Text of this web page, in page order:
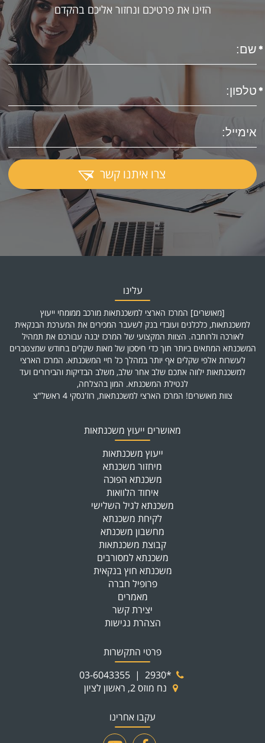
הזינו את פרטיכם ונחזור אליכם בהקדם
צרו איתנו קשר
עלינו
[מאושרים] המרכז הארצי למשכנתאות מורכב ממומחי ייעוץ
למשכנתאות, כלכלנים ועובדי בנק לשעבר המכירים את המערכת הבנקאית
לאורכה ולרוחבה. הצוות המקצועי של המרכז יבנה עבורכם את תמהיל
המשכנתא המתאים ביותר תוך כדי חיסכון של מאות שקלים בחודש שמצטברים
לעשרות אלפי שקלים אף יותר במהלך כל חיי המשכנתא. המרכז הארצי
למשכנתאות ילווה אתכם שלב אחר שלב, משלב הבדיקות והבירורים ועד
לנטילת המשכנתא. המון בהצלחה,
צוות מאושרים! המרכז הארצי למשכנתאות, רוז'נסקי 4 ראשל"צ
מאושרים ייעוץ משכנתאות
ייעוץ משכנתאות
מיחזור משכנתא
משכנתא הפוכה
איחוד הלוואות
משכנתא לגיל השלישי
לקיחת משכנתא
מחשבון משכנתא
קבוצת משכנתאות
משכנתא למסורבים
משכנתא חוץ בנקאית
פרופיל חברה
מאמרים
יצירת קשר
הצהרת נגישות
פרטי התקשרות
*2930
|
03-6043355
נח מוזס 2, ראשון לציון
עקבו אחרינו